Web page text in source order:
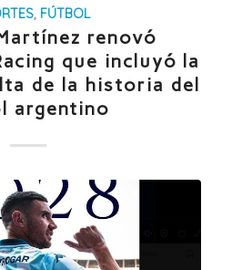
, FÚTBOL
renovó
que incluyó la
de la historia del
argentino